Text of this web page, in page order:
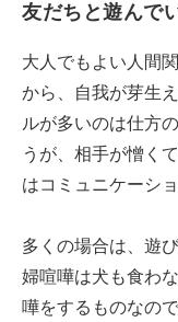
友だちと遊んで
大人でもよい人間
から、自我が芽生
ルが多いのは仕方
うが、相手が憎く
はコミュニケーシ
多くの場合は、遊
婦喧嘩は犬も食わ
嘩をするものなの